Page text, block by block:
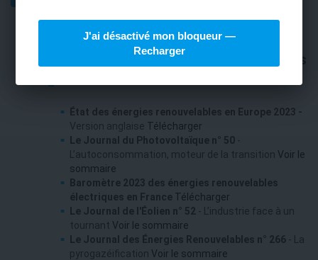
PARUTIONS
Découvrez nos dernières publications
État des énergies renouvelables en Europe 2023 -
Version anglaise Télécharger
Le Journal du Photovoltaïque n° 50 -
L’autoconsommation, moteur de la transition Voir le
sommaire
Baromètre 2023 des énergies renouvelables
électriques en France Télécharger
Le Journal de l'Éolien n° 52 - L’industrie face à un
tournant Voir le sommaire
Le Journal des Énergies Renouvelables n° 266 - La
pyrogazéification Voir le sommaire
J'ai désactivé mon bloqueur —
Recharger